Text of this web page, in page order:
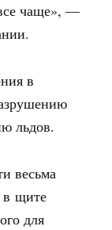
чаще», —
в
льдов.
весьма
в щите
для